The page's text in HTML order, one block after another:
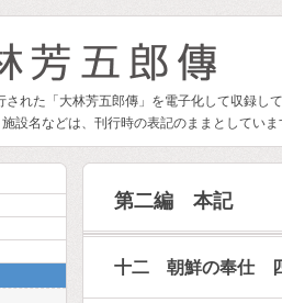
された「大林芳五郎傳」を電子化して収録し
設名などは、刊行時の表記のままとしてい
第二編 本記
十二 朝鮮の奉仕